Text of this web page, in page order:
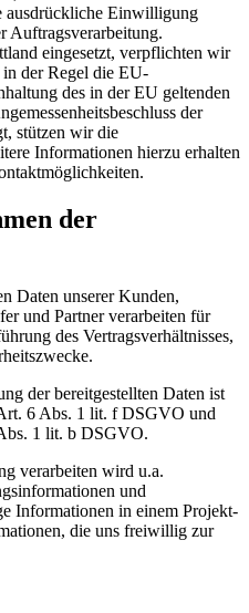
ausdrückliche Einwilligung
Auftragsverarbeitung.
eingesetzt, verpflichten wir
in der Regel die EU-
des in der EU geltenden
der
stützen wir die
Informationen hierzu erhalten
der
Daten unserer Kunden,
und Partner verarbeiten für
des Vertragsverhältnisses,
der bereitgestellten Daten ist
6 Abs. 1 lit. f DSGVO und
1 lit. b DSGVO.
verarbeiten wird u.a.
und
Informationen in einem Projekt-
die uns freiwillig zur